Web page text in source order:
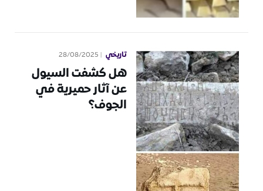
تاريخي 28/08/2025
هل كشفت السيول
عن آثار حميرية في
الجوف؟